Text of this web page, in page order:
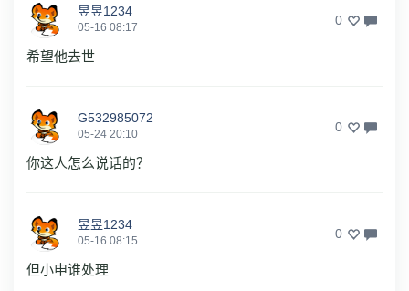
昱昱1234
05-16 08:17 0
希望他去世
G532985072
05-24 20:10 0
你这人怎么说话的？
昱昱1234
05-16 08:15 0
但小申谁处理